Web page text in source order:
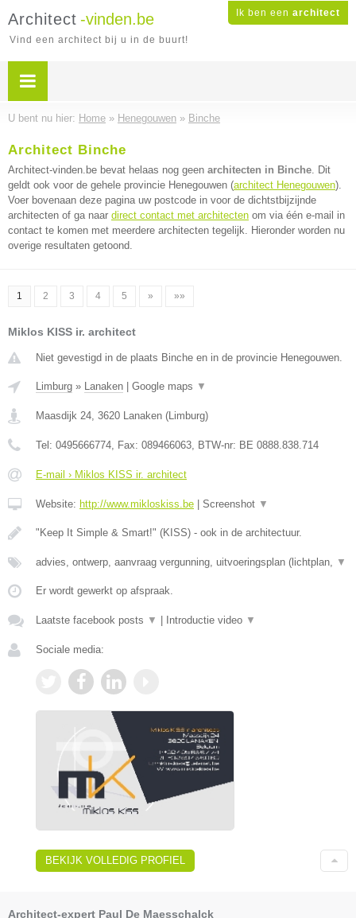
Ik ben een architect
Architect -vinden.be
Vind een architect bij u in de buurt!
U bent nu hier: Home » Henegouwen » Binche
Architect Binche
Architect-vinden.be bevat helaas nog geen architecten in Binche. Dit
geldt ook voor de gehele provincie Henegouwen (architect Henegouwen).
Voer bovenaan deze pagina uw postcode in voor de dichtstbijzijnde
architecten of ga naar direct contact met architecten om via één e-mail in
contact te komen met meerdere architecten tegelijk. Hieronder worden nu
overige resultaten getoond.
1 2 3 4 5 » »»
Miklos KISS ir. architect
Niet gevestigd in de plaats Binche en in de provincie Henegouwen.
Limburg » Lanaken Google maps ▼
Maasdijk 24, 3620 Lanaken (Limburg)
Tel: 0495666774, Fax: 089466063, BTW-nr: BE 0888.838.714
E-mail › Miklos KISS ir. architect
Website: http://www.mikloskiss.be Screenshot ▼
"Keep It Simple & Smart!" (KISS) - ook in de architectuur.
advies, ontwerp, aanvraag vergunning, uitvoeringsplan (lichtplan, ▼
Er wordt gewerkt op afspraak.
Laatste facebook posts ▼ Introductie video ▼
Sociale media:
BEKIJK VOLLEDIG PROFIEL
Architect-expert Paul De Maesschalck